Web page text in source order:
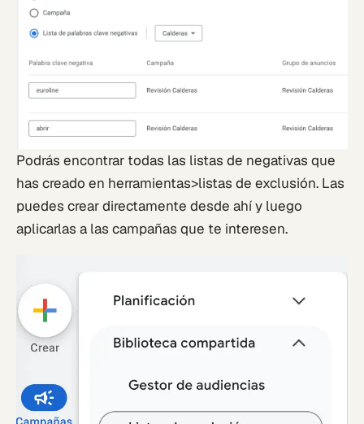
Podrás encontrar todas las listas de negativas que
has creado en herramientas>listas de exclusión. Las
puedes crear directamente desde ahí y luego
aplicarlas a las campañas que te interesen.